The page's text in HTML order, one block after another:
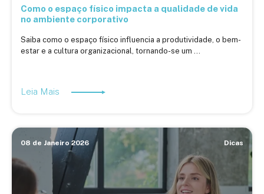
Como o espaço físico impacta a qualidade de vida
no ambiente corporativo
Saiba como o espaço físico influencia a produtividade, o bem-
estar e a cultura organizacional, tornando-se um ...
Leia Mais
08 de Janeiro 2026 Dicas